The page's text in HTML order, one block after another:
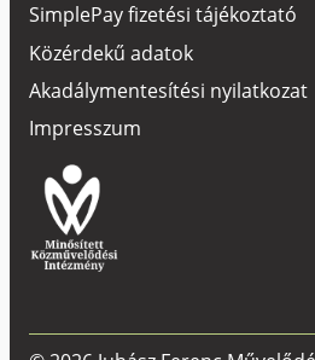
SimplePay fizetési tájékoztató
Közérdekű adatok
Akadálymentesítési nyilatkozat
Impresszum